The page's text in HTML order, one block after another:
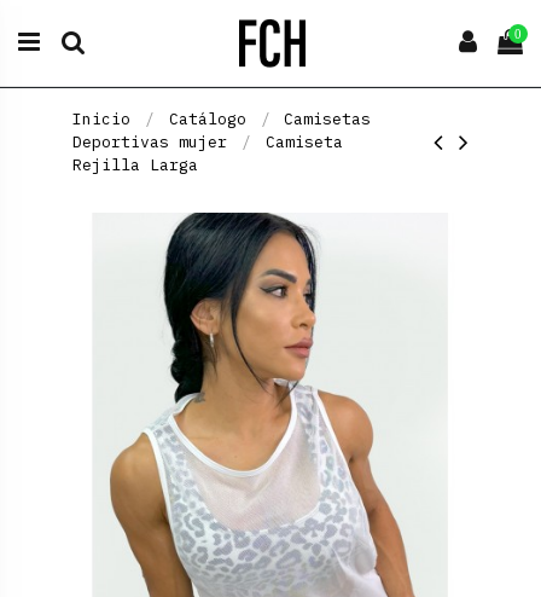
0
Inicio Catálogo
Camisetas
Deportivas mujer
Camiseta
Rejilla Larga